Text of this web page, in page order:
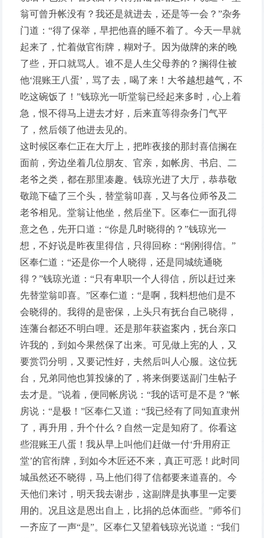
翁可曾升帐没有？我还是就进去，还是等一会？”杂务
门道：“得了保举，早把他喜的睡不着了。今天一早就
起来了，忙着做官衔牌，糊对子。因为做牌的来的晚
了些，开口就骂人。谁不是人生父母养的？搁得住被
他‘混账王八蛋’，骂了去，喝了来！大爷越想越气，不
吃这碗饭了！”钱琼光一听堂翁已经起来多时，心上着
急，恨不得马上进去才好，后来直等得杂务门气平
了，然后领了他进去见的。
这时候区奉仁正在大厅上，把昨夜接的那封喜信搁在
面前，旁边坐着几位朋友、官亲，如帐房、书启、二
老爷之类，都在那里凑趣。钱琼光进了大厅，恭恭敬
敬跪下磕了三个头，替堂翁叩喜，又与各位师爷及二
老爷相见。堂翁让他坐，然后坐下。区奉仁一面孔得
意之色，先开口道：“你是几时晓得的？”钱琼光一
想，不好说是昨夜里得信，只得回称：“刚刚得信。”
区奉仁道：“还是你一个人晓得，还是同城统通晓
得？”钱琼光道：“只有卑职一个人得信，所以赶过来
先替堂翁叩喜。”区奉仁道：“是啊，我料想他们是不
会晓得的。我得的是密保，上头只有抚台自己晓得，
连藩台都还不明白哩。还是那年获盗案内，抚台亲口
许我的，到如今果然保了出来。可见做上宪的人，又
要赏罚分明，又要记性好，夫然后叫人心服。这位抚
台，兄弟同他也算投缘的了，将来倒要送副门生帖子
去才是。”说着，便同帐房说：“我的话可是不是？”帐
房说：“是极！”区奉仁又道：“我已经有了同知直隶州
了，再升用，升个什么？自然一定是知府了。你看这
些混账王八蛋！我从早上叫他们赶做一付‘升用府正
堂’的官衔牌，到如今木匠还不来，真正可恶！此时同
城虽然还不晓得，马上他们得了信都要来道喜的。今
天他们来讨，明天我去谢步，这副牌是执事里一定要
用的。况且这是恩出自上，比捐的总体面些。”师爷们
一齐应了一声“是”。区奉仁又望着钱琼光说道：“我们